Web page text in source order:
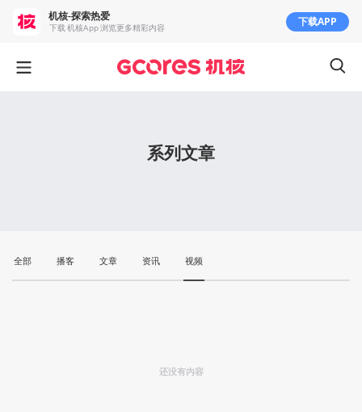
系列文章
全部 播客 文章 资讯 视频
还没有内容
机核-探索热爱
下载 机核App 浏览更多精彩内容 下载APP